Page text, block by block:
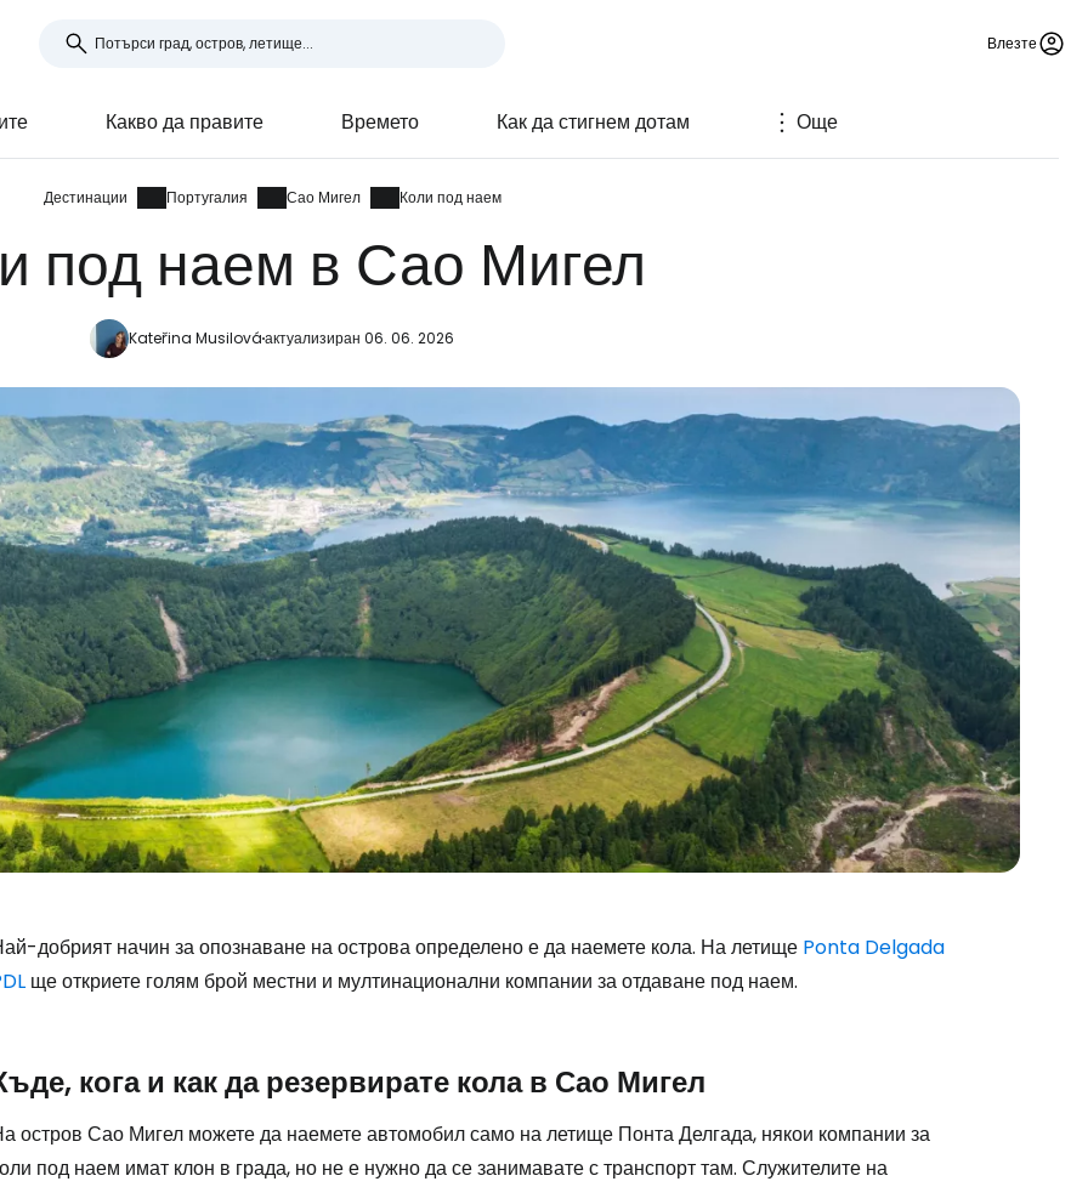
Влезте
Какво да правите Времето Как да стигнем дотам Още
Дестинации Португалия Сао Мигел Коли под наем
под наем в Сао Мигел
Kateřina Musilováактуализиран 06. 06. 2026
добрият начин за опознаване на острова определено е да наемете кола. На летище Ponta Delgada
ще откриете голям брой местни и мултинационални компании за отдаване под наем.
кога и как да резервирате кола в Сао Мигел
остров Сао Мигел можете да наемете автомобил само на летище Понта Делгада, някои компании за
под наем имат клон в града, но не е нужно да се занимавате с транспорт там. Служителите на